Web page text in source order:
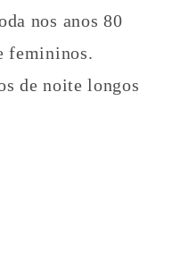
nos anos 80
femininos.
de noite longos